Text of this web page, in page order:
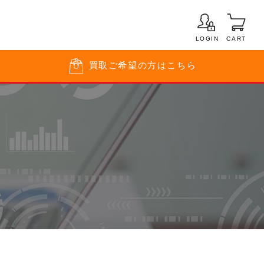
LOGIN CART
買取 ご希望の方はこちら